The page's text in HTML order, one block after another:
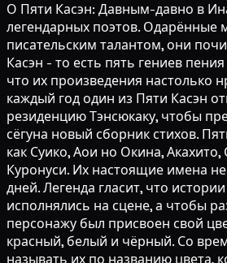
О Пяти Касэн: Давным-давно в
легендарных поэтов. Одарённые
писательским талантом, они
Касэн - то есть пять гениев
что их произведения настолько
каждый год один из Пяти Касэн
резиденцию Тэнсюкаку, чтобы
сёгуна новый сборник стихов.
как Суико, Аои но Окина,
Куронуси. Их настоящие имена
дней. Легенда гласит, что
исполнялись на сцене, а чтобы
персонажу был присвоен свой
красный, белый и чёрный. Со